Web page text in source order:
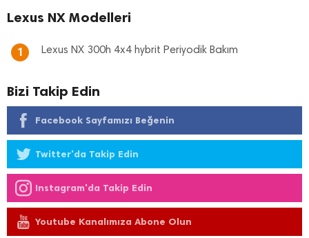
Lexus NX Modelleri
1 Lexus NX 300h 4x4 hybrit Periyodik Bakım
Bizi Takip Edin
Facebook Sayfamızı Beğenin
Twitter'da Takip Edin
Instagram'da Takip Edin
Youtube Kanalımıza Abone Olun